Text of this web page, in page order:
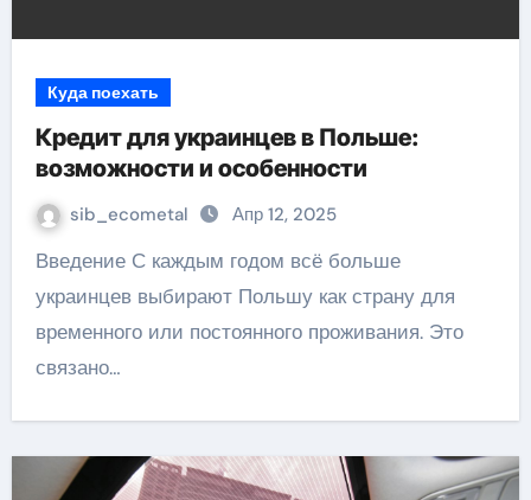
Куда поехать
Кредит для украинцев в Польше:
возможности и особенности
sib_ecometal Апр 12, 2025
Введение С каждым годом всё больше
украинцев выбирают Польшу как страну для
временного или постоянного проживания. Это
связано…